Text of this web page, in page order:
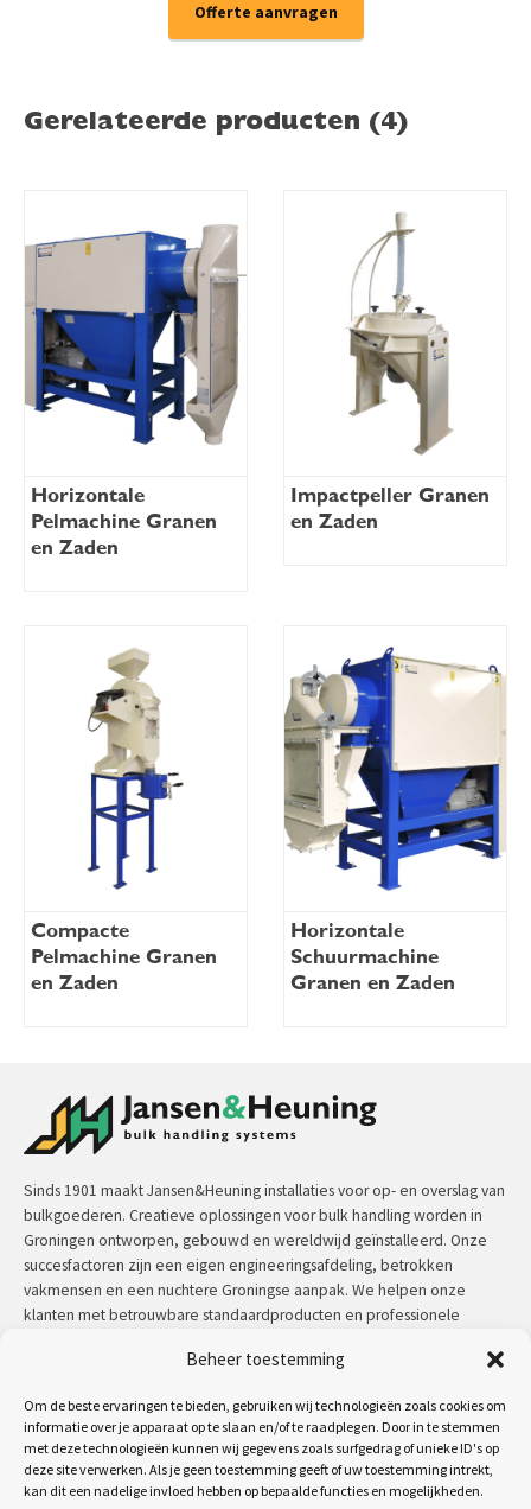
Beheer toestemming
Om de beste ervaringen te bieden, gebruiken wij technologieën zoals cookies om
informatie over je apparaat op te slaan en/of te raadplegen. Door in te stemmen
met deze technologieën kunnen wij gegevens zoals surfgedrag of unieke ID's op
deze site verwerken. Als je geen toestemming geeft of uw toestemming intrekt,
kan dit een nadelige invloed hebben op bepaalde functies en mogelijkheden.
Offerte aanvragen
Gerelateerde producten (4)
Horizontale
Pelmachine Granen
en Zaden
Impactpeller Granen
en Zaden
Compacte
Pelmachine Granen
en Zaden
Horizontale
Schuurmachine
Granen en Zaden
Sinds 1901 maakt Jansen&Heuning installaties voor op- en overslag van
bulkgoederen. Creatieve oplossingen voor bulk handling worden in
Groningen ontworpen, gebouwd en wereldwijd geïnstalleerd. Onze
succesfactoren zijn een eigen engineeringsafdeling, betrokken
vakmensen en een nuchtere Groningse aanpak. We helpen onze
klanten met betrouwbare standaardproducten en professionele
lees meer